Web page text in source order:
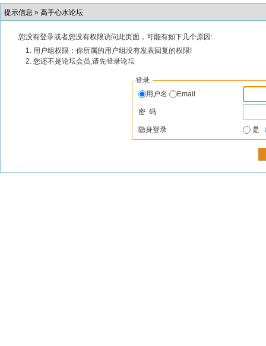
提示信息 » 高手心水论坛
您没有登录或者您没有权限访问此页面，可能有如下几个原因:
用户组权限：你所属的用户组没有发表回复的权限!
您还不是论坛会员,请先登录论坛
登录
用户名
Email
密 码
隐身登录 是